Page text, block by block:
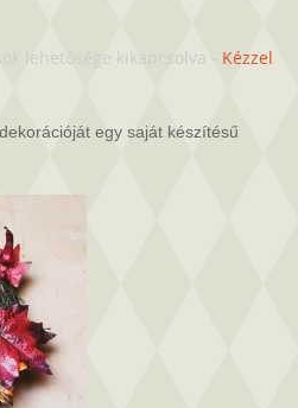
lehetősége kikapcsolva - Kézzel
egy saját készítésű